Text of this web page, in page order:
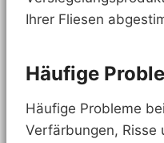
Ihrer Fliesen
Häufige
Häufige Probleme
Verfärbungen, Risse